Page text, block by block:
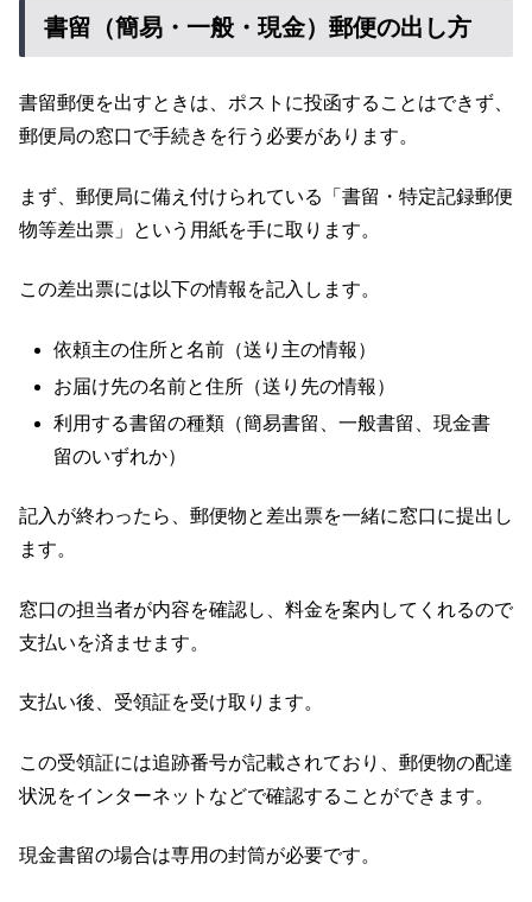
書留（簡易・一般・現金）郵便の出し方
書留郵便を出すときは、ポストに投函することはできず、
郵便局の窓口で手続きを行う必要があります。
まず、郵便局に備え付けられている「書留・特定記録郵便
物等差出票」という用紙を手に取ります。
この差出票には以下の情報を記入します。
依頼主の住所と名前（送り主の情報）
お届け先の名前と住所（送り先の情報）
利用する書留の種類（簡易書留、一般書留、現金書
留のいずれか）
記入が終わったら、郵便物と差出票を一緒に窓口に提出し
ます。
窓口の担当者が内容を確認し、料金を案内してくれるので
支払いを済ませます。
支払い後、受領証を受け取ります。
この受領証には追跡番号が記載されており、郵便物の配達
状況をインターネットなどで確認することができます。
現金書留の場合は専用の封筒が必要です。